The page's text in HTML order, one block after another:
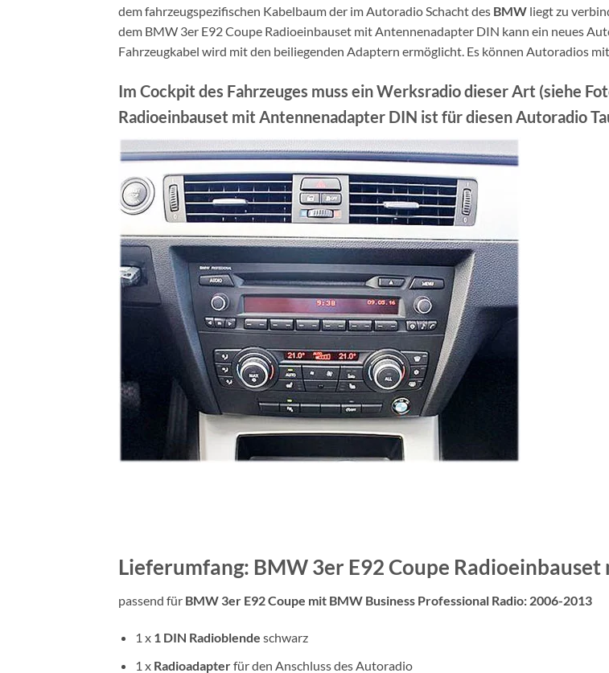
dem fahrzeugspezifischen Kabelbaum der im Autoradio Schacht des BMW liegt zu
dem BMW 3er E92 Coupe Radioeinbauset mit Antennenadapter DIN kann ein neues
Fahrzeugkabel wird mit den beiliegenden Adaptern ermöglicht. Es können Autoradios
Im Cockpit des Fahrzeuges muss ein Werksradio dieser Art (siehe
Radioeinbauset mit Antennenadapter DIN ist für diesen Autoradio
Lieferumfang: BMW 3er E92 Coupe
passend für BMW 3er E92 Coupe mit BMW Business Professional Radio: 2006-2013
1 x 1 DIN Radioblende schwarz
1 x Radioadapterfür den Anschluss des Autoradio